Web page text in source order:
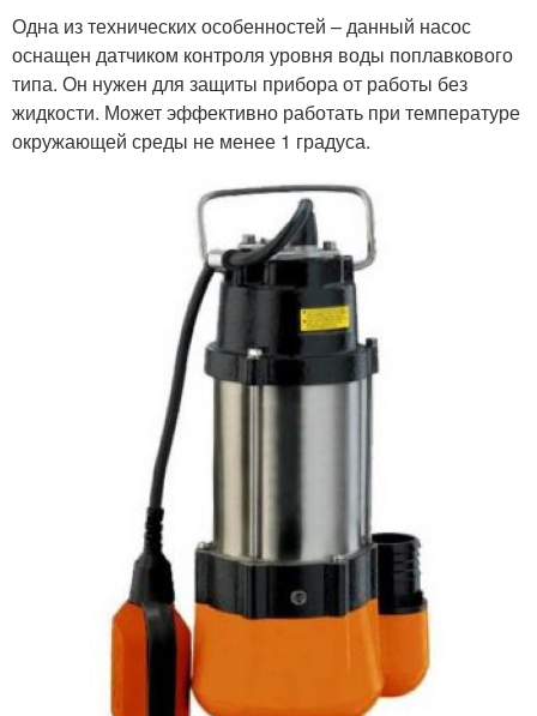
Одна из технических особенностей – данный насос
оснащен датчиком контроля уровня воды поплавкового
типа. Он нужен для защиты прибора от работы без
жидкости. Может эффективно работать при температуре
окружающей среды не менее 1 градуса.